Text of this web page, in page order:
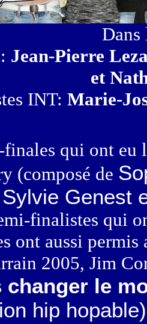
Dans
Jean-Pierre
et
INT: Marie-
finales qui ont
(composé de
Genest
finalistes qui
ont aussi
2005, Jim
changer le
hip